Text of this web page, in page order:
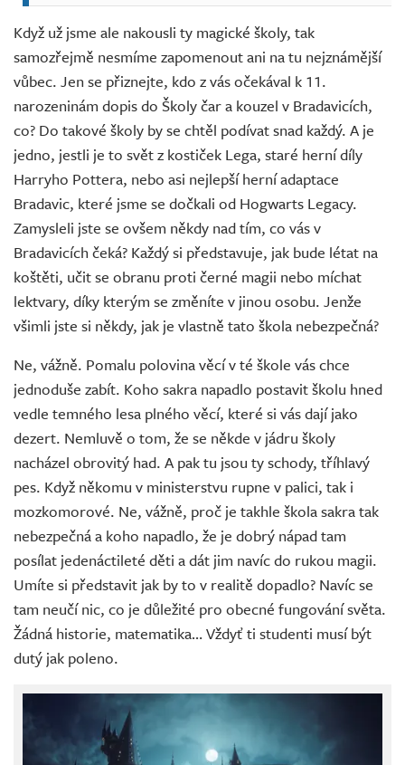
Když už jsme ale nakousli ty magické školy, tak
samozřejmě nesmíme zapomenout ani na tu nejznámější
vůbec. Jen se přiznejte, kdo z vás očekával k 11.
narozeninám dopis do Školy čar a kouzel v Bradavicích,
co? Do takové školy by se chtěl podívat snad každý. A je
jedno, jestli je to svět z kostiček Lega, staré herní díly
Harryho Pottera, nebo asi nejlepší herní adaptace
Bradavic, které jsme se dočkali od Hogwarts Legacy.
Zamysleli jste se ovšem někdy nad tím, co vás v
Bradavicích čeká? Každý si představuje, jak bude létat na
koštěti, učit se obranu proti černé magii nebo míchat
lektvary, díky kterým se změníte v jinou osobu. Jenže
všimli jste si někdy, jak je vlastně tato škola nebezpečná?
Ne, vážně. Pomalu polovina věcí v té škole vás chce
jednoduše zabít. Koho sakra napadlo postavit školu hned
vedle temného lesa plného věcí, které si vás dají jako
dezert. Nemluvě o tom, že se někde v jádru školy
nacházel obrovitý had. A pak tu jsou ty schody, tříhlavý
pes. Když někomu v ministerstvu rupne v palici, tak i
mozkomorové. Ne, vážně, proč je takhle škola sakra tak
nebezpečná a koho napadlo, že je dobrý nápad tam
posílat jedenáctileté děti a dát jim navíc do rukou magii.
Umíte si představit jak by to v realitě dopadlo? Navíc se
tam neučí nic, co je důležité pro obecné fungování světa.
Žádná historie, matematika… Vždyť ti studenti musí být
dutý jak poleno.